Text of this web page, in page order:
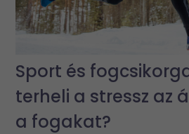
Sport és
terheli a stressz az
a fogakat?